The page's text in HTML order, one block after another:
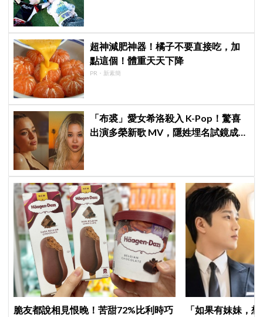
超神減肥神器！橘子不要直接吃，加
點這個！體重天天下降
PR・新素簡
「布裘」愛女希洛殺入 K-Pop！驚喜
出演多榮新歌 MV，隱姓埋名試鏡成
脆友都說相見恨晚！苦甜72%比利時巧
「如果有妹妹，